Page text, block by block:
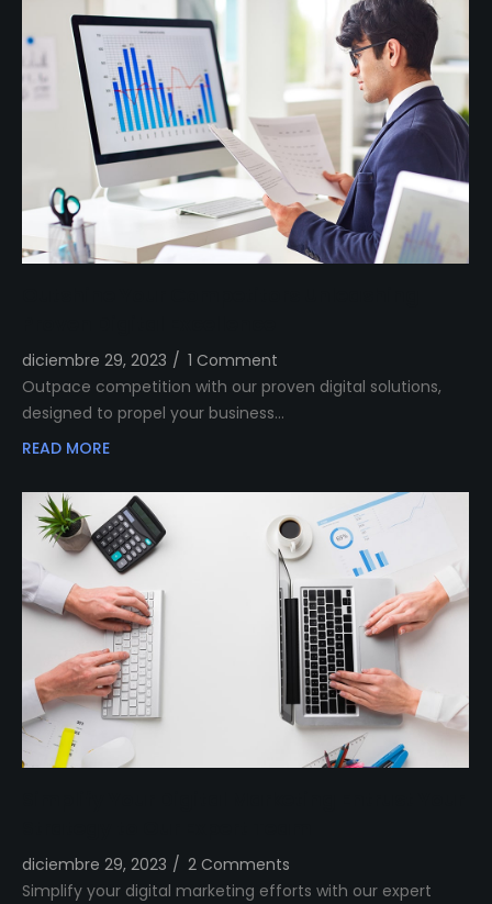
diciembre 29, 2023 / 1 Comment
Outpace competition with our proven digital solutions,
designed to propel your business…
READ MORE
diciembre 29, 2023 / 2 Comments
Simplify your digital marketing efforts with our expert